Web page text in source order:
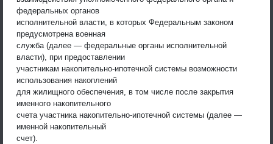
федеральных органов
исполнительной власти, в которых Федеральным законом
предусмотрена военная
служба (далее — федеральные органы исполнительной
власти), при предоставлении
участникам накопительно-ипотечной системы возможности
использования накоплений
для жилищного обеспечения, в том числе после закрытия
именного накопительного
счета участника накопительно-ипотечной системы (далее —
именной накопительный
счет).